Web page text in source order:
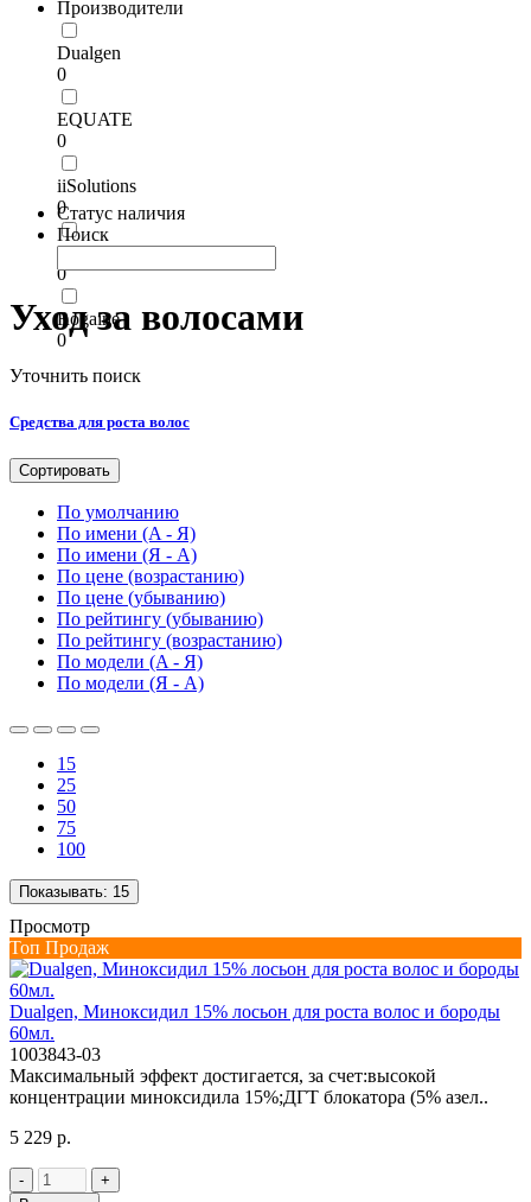
Производители
Dualgen
0
EQUATE
0
iiSolutions
0
Kirkland
0
Rogaine
0
Статус наличия
Поиск
Уход за волосами
Уточнить поиск
Средства для роста волос
Сортировать
По умолчанию
По имени (A - Я)
По имени (Я - A)
По цене (возрастанию)
По цене (убыванию)
По рейтингу (убыванию)
По рейтингу (возрастанию)
По модели (A - Я)
По модели (Я - A)
15
25
50
75
100
Показывать: 15
Просмотр
Топ Продаж
Dualgen, Миноксидил 15% лосьон для роста волос и бороды
60мл.
1003843-03
Максимальный эффект достигается, за счет:высокой
концентрации миноксидила 15%;ДГТ блокатора (5% азел..
5 229 р.
-
+